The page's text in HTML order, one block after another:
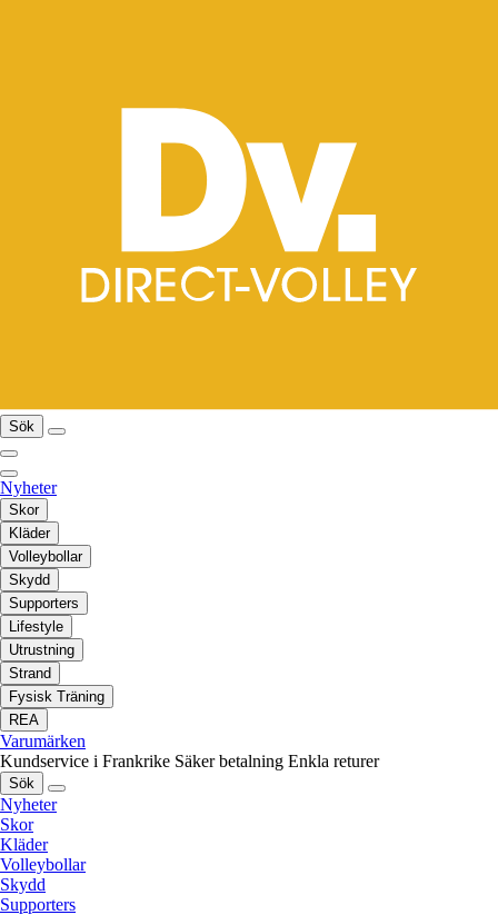
Sök
Nyheter
Skor
Kläder
Volleybollar
Skydd
Supporters
Lifestyle
Utrustning
Strand
Fysisk Träning
REA
Varumärken
Kundservice i Frankrike Säker betalning Enkla returer
Sök
Nyheter
Skor
Kläder
Volleybollar
Skydd
Supporters